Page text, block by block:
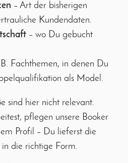
– Art der bisherigen
Kundendaten.
– wo Du gebucht
Fachthemen, in denen Du
als Model.
sind hier nicht relevant.
pflegen unsere Booker
Profil – Du lieferst die
die richtige Form.